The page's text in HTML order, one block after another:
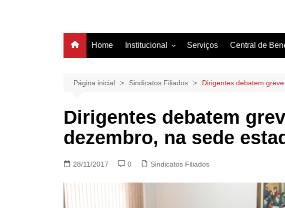
Home Institucional
Estrutura
Diretoria
Serviços Central de
Página inicial Sindicatos Filiados Dirigentes debatem
Dirigentes debatem
dezembro, na sede
28/11/2017 0 Sindicatos Filiados